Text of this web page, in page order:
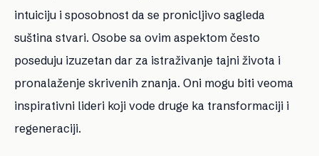
intuiciju i sposobnost da se pronicljivo sagleda
suština stvari. Osobe sa ovim aspektom često
poseduju izuzetan dar za istraživanje tajni života i
pronalaženje skrivenih znanja. Oni mogu biti veoma
inspirativni lideri koji vode druge ka transformaciji i
regeneraciji.